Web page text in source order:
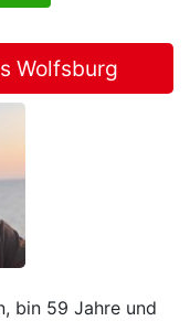
Wolfsburg
bin 59 Jahre und